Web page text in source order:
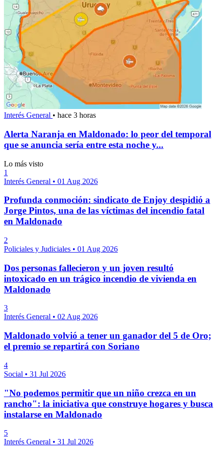
Interés General • hace 3 horas
Alerta Naranja en Maldonado: lo peor del temporal
que se anuncia sería entre esta noche y...
Lo más visto
1
Interés General • 01 Aug 2026
Profunda conmoción: sindicato de Enjoy despidió a
Jorge Pintos, una de las víctimas del incendio fatal
en Maldonado
2
Policiales y Judiciales • 01 Aug 2026
Dos personas fallecieron y un joven resultó
intoxicado en un trágico incendio de vivienda en
Maldonado
3
Interés General • 02 Aug 2026
Maldonado volvió a tener un ganador del 5 de Oro;
el premio se repartirá con Soriano
4
Social • 31 Jul 2026
"No podemos permitir que un niño crezca en un
rancho": la iniciativa que construye hogares y busca
instalarse en Maldonado
5
Interés General • 31 Jul 2026